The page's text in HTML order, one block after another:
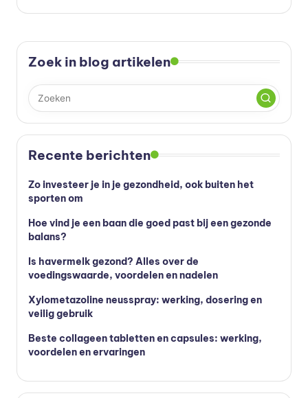
Zoek in blog artikelen
Recente berichten
Zo investeer je in je gezondheid, ook buiten het
sporten om
Hoe vind je een baan die goed past bij een gezonde
balans?
Is havermelk gezond? Alles over de
voedingswaarde, voordelen en nadelen
Xylometazoline neusspray: werking, dosering en
veilig gebruik
Beste collageen tabletten en capsules: werking,
voordelen en ervaringen